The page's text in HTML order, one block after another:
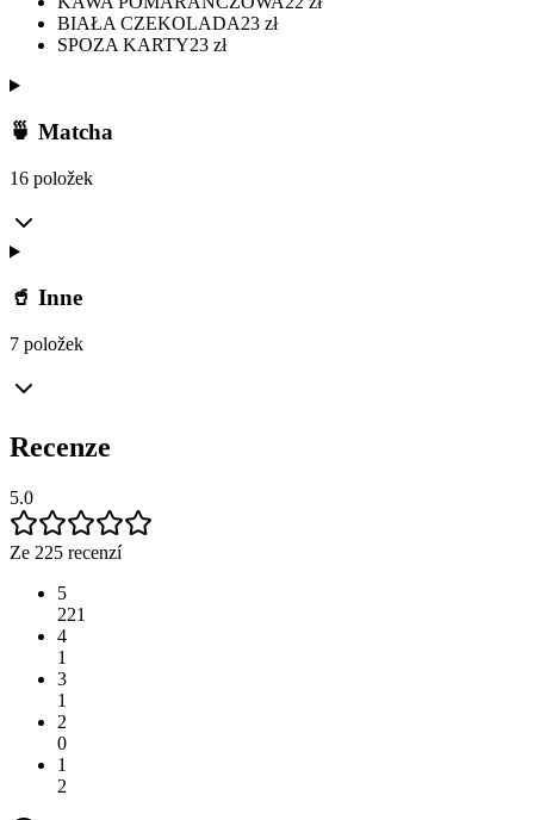
BIAŁA CZEKOLADA23 zł
SPOZA KARTY23 zł
🍵 Matcha
16 položek
🥤 Inne
7 položek
Recenze
5.0
Ze 225 recenzí
5
221
4
1
3
1
2
0
1
2